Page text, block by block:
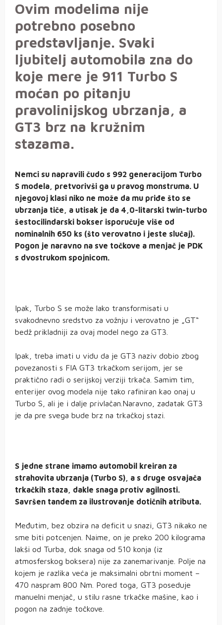
Ovim modelima nije
potrebno posebno
predstavljanje. Svaki
ljubitelj automobila zna do
koje mere je 911 Turbo S
moćan po pitanju
pravolinijskog ubrzanja, a
GT3 brz na kružnim
stazama.
Nemci su napravili čudo s 992 generacijom Turbo
S modela, pretvorivši ga u pravog monstruma. U
njegovoj klasi niko ne može da mu priđe što se
ubrzanja tiče, a utisak je da 4,0-litarski twin-turbo
šestocilindarski bokser isporučuje više od
nominalnih 650 ks (što verovatno i jeste slučaj).
Pogon je naravno na sve točkove a menjač je PDK
s dvostrukom spojnicom.
Ipak, Turbo S se može lako transformisati u
svakodnevno sredstvo za vožnju i verovatno je „GT“
bedž prikladniji za ovaj model nego za GT3.
Ipak, treba imati u vidu da je GT3 naziv dobio zbog
povezanosti s FIA GT3 trkačkom serijom, jer se
praktično radi o serijskoj verziji trkača. Samim tim,
enterijer ovog modela nije tako rafiniran kao onaj u
Turbo S, ali je i dalje privlačan.Naravno, zadatak GT3
je da pre svega bude brz na trkačkoj stazi.
S jedne strane imamo automobil kreiran za
strahovita ubrzanja (Turbo S), a s druge osvajača
trkačkih staza, dakle snaga protiv agilnosti.
Savršen tandem za ilustrovanje dotičnih atributa.
Međutim, bez obzira na deficit u snazi, GT3 nikako ne
sme biti potcenjen. Naime, on je preko 200 kilograma
lakši od Turba, dok snaga od 510 konja (iz
atmosferskog boksera) nije za zanemarivanje. Polje na
kojem je razlika veća je maksimalni obrtni moment –
470 naspram 800 Nm. Pored toga, GT3 poseduje
manuelni menjač, u stilu rasne trkačke mašine, kao i
pogon na zadnje točkove.